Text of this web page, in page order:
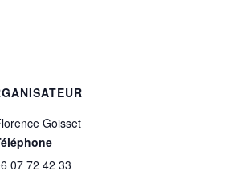
Goisset
07 72 42 33